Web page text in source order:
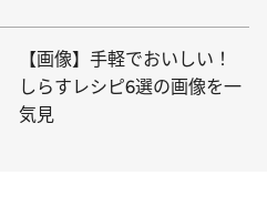
【画像】手軽でおいしい！
しらすレシピ6選の画像を一
気見